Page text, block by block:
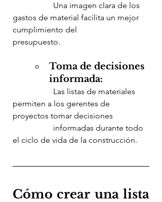
gastos de material facilita un mejor
cumplimiento del
presupuesto.
Toma de decisiones
informada:
permiten a los gerentes de
proyectos tomar decisiones
el ciclo de vida de la construcción.
Cómo crear una lista